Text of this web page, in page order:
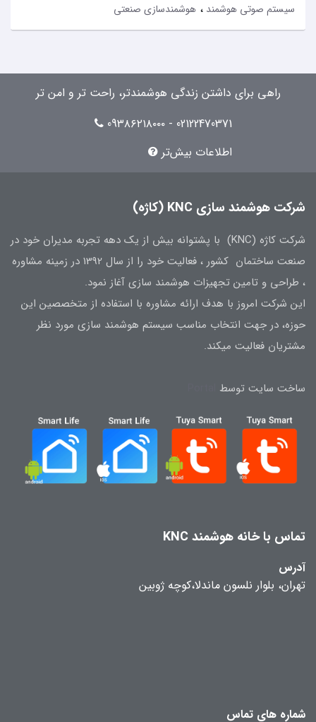
سیستم صوتی هوشمند
هوشمندسازی صنعتی
راهی برای داشتن زندگی هوشمندتر، راحت تر و امن تر
02122470371 - 09۳۸۶۲۱۸۰۰۰
اطلاعات بیش‌تر
شرکت هوشمند سازی KNC (کاژه)
شرکت کاژه (KNC) با پشتوانه بیش از یک دهه تجربه مدیران خود در
صنعت ساختمان کشور ، فعالیت خود را از سال 1392 در زمینه مشاوره
، طراحی و تامین تجهیزات هوشمند سازی آغاز نمود.
این شرکت امروز با هدف ارائه مشاوره با استفاده از متخصصین این
حوزه، در جهت انتخاب مناسب سیستم هوشمند سازی مورد نظر
مشتریان فعالیت میکند.
ساخت سایت توسط
تماس با خانه هوشمند KNC
آدرس
تهران، بلوار نلسون ماندلا،کوچه ژوبین
شماره های تماس